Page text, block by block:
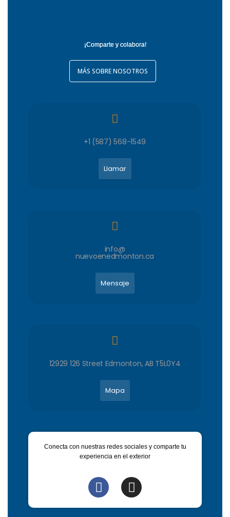
¡Comparte y colabora!
MÁS SOBRE NOSOTROS
+1 (587) 568-1549
Llamar
info@
nuevoenedmonton.ca
Mensaje
12929 126 Street Edmonton, AB T5L0Y4
Mapa
Conecta con nuestras redes sociales y comparte tu
experiencia en el exterior